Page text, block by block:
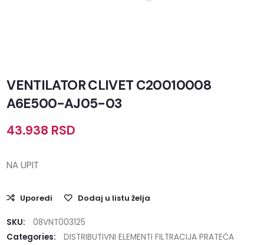
VENTILATOR CLIVET C20010008
A6E500-AJ05-03
43.938 RSD
NA UPIT
Uporedi Dodaj u listu želja
SKU:
08VNT003125
Categories:
DISTRIBUTIVNI ELEMENTI FILTRACIJA PRATEĆA